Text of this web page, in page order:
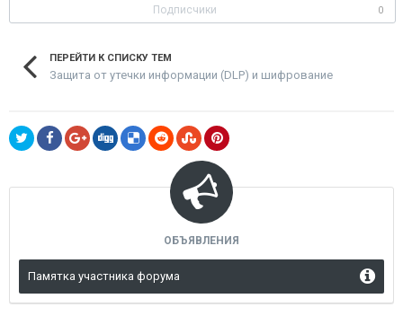
Подписчики 0
ПЕРЕЙТИ К СПИСКУ ТЕМ
Защита от утечки информации (DLP) и шифрование
ОБЪЯВЛЕНИЯ
Памятка участника форума